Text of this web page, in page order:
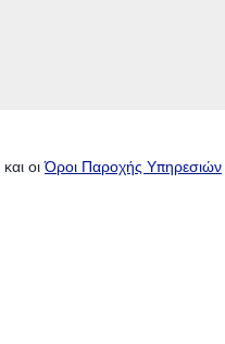
και οιΌροι Παροχής Υπηρεσιών